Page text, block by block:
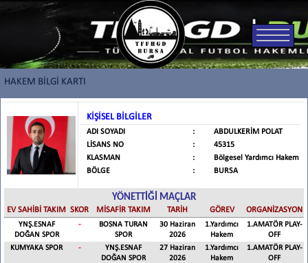
HAKEM BİLGİ KARTI
KİŞİSEL BİLGİLER
ADI SOYADI :
ABDULKERİM POLAT
LİSANS NO
:
45315
KLASMAN
:
Bölgesel Yardımcı Hakem
BÖLGE
: BURSA
YÖNETTİĞİ MAÇLAR
EV SAHİBİ TAKIM SKOR MİSAFİR TAKIM TARİH GÖREV
ORGANİZASYON
YNŞ.ESNAF
DOĞAN SPOR
-
BOSNA TURAN
SPOR
30 Haziran
2026
1.Yardımcı
Hakem
1.AMATÖR PLAY-
OFF
KUMYAKA SPOR
-
YNŞ.ESNAF
DOĞAN SPOR
27 Haziran
2026
1.Yardımcı
Hakem
1.AMATÖR PLAY-
OFF